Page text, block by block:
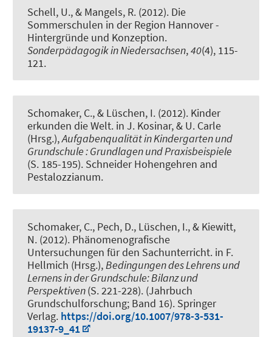
Schell, U., & Mangels, R. (2012). Die
Sommerschulen in der Region Hannover -
Hintergründe und Konzeption.
Sonderpädagogik in Niedersachsen,40(4), 115-
121.
Schomaker, C., & Lüschen, I. (2012). Kinder
erkunden die Welt. in J. Kosinar, & U. Carle
(Hrsg.),Aufgabenqualität in Kindergarten und
Grundschule : Grundlagen und Praxisbeispiele
(S. 185-195). Schneider Hohengehren and
Pestalozzianum.
Schomaker, C., Pech, D., Lüschen, I., & Kiewitt,
N. (2012). Phänomenografische
Untersuchungen für den Sachunterricht. in F.
Hellmich (Hrsg.),Bedingungen des Lehrens und
Lernens in der Grundschule: Bilanz und
Perspektiven(S. 221-228). (Jahrbuch
Grundschulforschung; Band 16). Springer
Verlag. https://doi.org/10.1007/978-3-531-
19137-9_41